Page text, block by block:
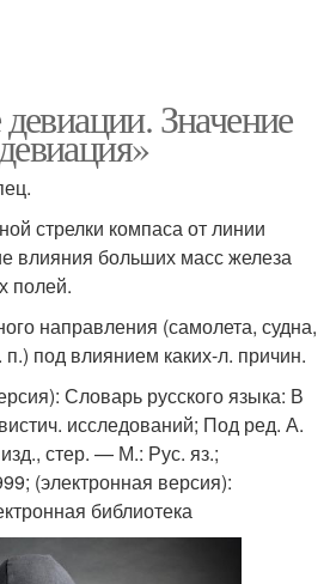
Значение
стрелки компаса от линии
влияния больших масс железа
полей.
направления (самолета, судна,
под влиянием каких-л. причин.
Словарь русского языка: В
исследований; Под ред. А.
стер. — М.: Рус. яз.;
(электронная версия):
библиотека